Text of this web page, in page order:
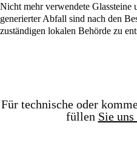
Nicht mehr verwendete Glassteine
generierter Abfall sind nach den
zuständigen lokalen Behörde zu
Für technische oder
füllen Sie